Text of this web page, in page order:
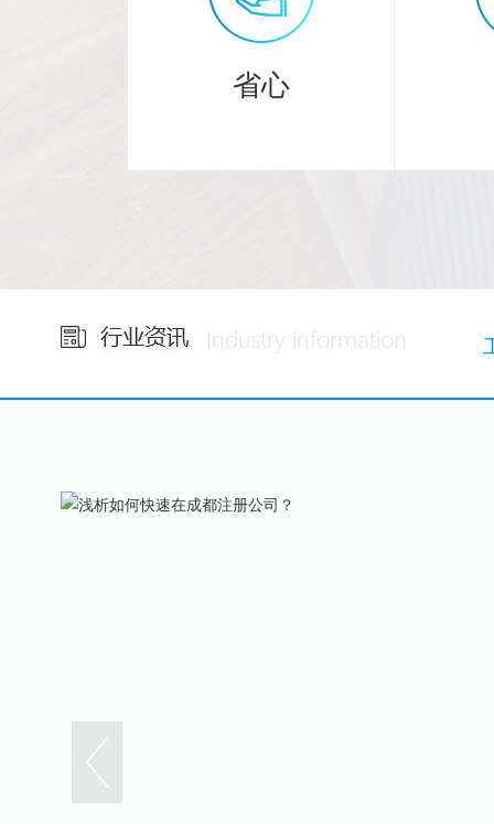
3000余人精英团队
提供专业服务！
20
省心
省心
24小时免费咨询
集团